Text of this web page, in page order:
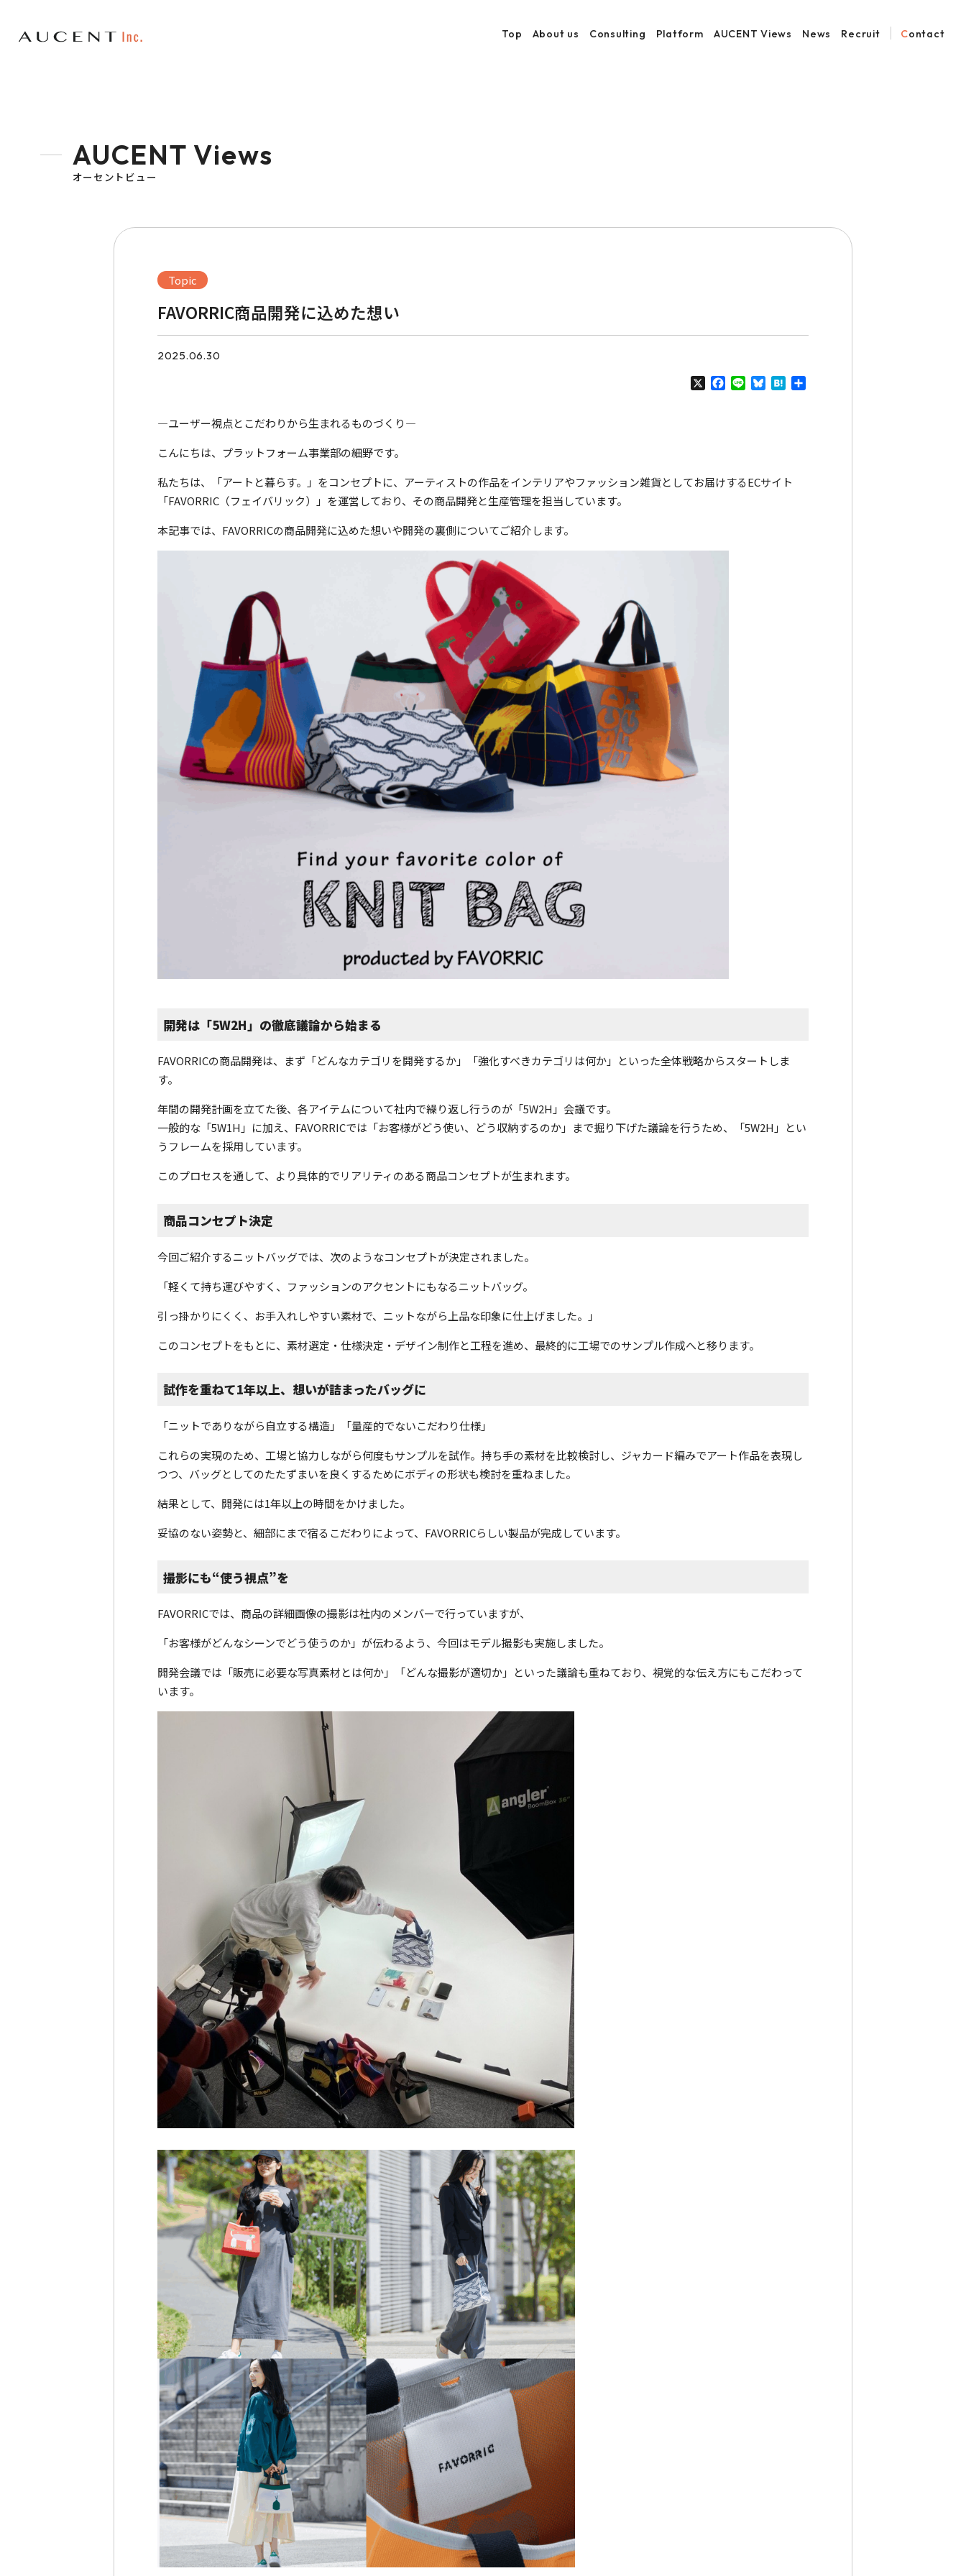
Top About us Consulting Platform AUCENT Views News Recruit Contact
AUCENT Views
オーセントビュー
Topic
FAVORRIC商品開発に込めた想い
2025.06.30
X Facebook
Line Bluesky
Hatena
―ユーザー視点とこだわりから生まれるものづくり―
こんにちは、プラットフォーム事業部の細野です。
私たちは、「アートと暮らす。」をコンセプトに、アーティストの作品をインテリアやファッション雑貨としてお届けするECサイト
「FAVORRIC（フェイバリック）」を運営しており、その商品開発と生産管理を担当しています。
本記事では、FAVORRICの商品開発に込めた想いや開発の裏側についてご紹介します。
開発は「5W2H」の徹底議論から始まる
FAVORRICの商品開発は、まず「どんなカテゴリを開発するか」「強化すべきカテゴリは何か」といった全体戦略からスタートしま
す。
年間の開発計画を立てた後、各アイテムについて社内で繰り返し行うのが「5W2H」会議です。
一般的な「5W1H」に加え、FAVORRICでは「お客様がどう使い、どう収納するのか」まで掘り下げた議論を行うため、「5W2H」とい
うフレームを採用しています。
このプロセスを通して、より具体的でリアリティのある商品コンセプトが生まれます。
商品コンセプト決定
今回ご紹介するニットバッグでは、次のようなコンセプトが決定されました。
「軽くて持ち運びやすく、ファッションのアクセントにもなるニットバッグ。
引っ掛かりにくく、お手入れしやすい素材で、ニットながら上品な印象に仕上げました。」
このコンセプトをもとに、素材選定・仕様決定・デザイン制作と工程を進め、最終的に工場でのサンプル作成へと移ります。
試作を重ねて1年以上、想いが詰まったバッグに
「ニットでありながら自立する構造」「量産的でないこだわり仕様」
これらの実現のため、工場と協力しながら何度もサンプルを試作。持ち手の素材を比較検討し、ジャカード編みでアート作品を表現し
つつ、バッグとしてのたたずまいを良くするためにボディの形状も検討を重ねました。
結果として、開発には1年以上の時間をかけました。
妥協のない姿勢と、細部にまで宿るこだわりによって、FAVORRICらしい製品が完成しています。
撮影にも“使う視点”を
FAVORRICでは、商品の詳細画像の撮影は社内のメンバーで行っていますが、
「お客様がどんなシーンでどう使うのか」が伝わるよう、今回はモデル撮影も実施しました。
開発会議では「販売に必要な写真素材とは何か」「どんな撮影が適切か」といった議論も重ねており、視覚的な伝え方にもこだわって
います。